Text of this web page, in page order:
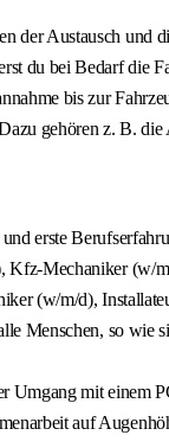
Austausch und
du bei Bedarf die
bis zur
gehören z. B.
erste
Mechaniker (w/
(w/m/d),
Menschen, so
Umgang mit einem
auf